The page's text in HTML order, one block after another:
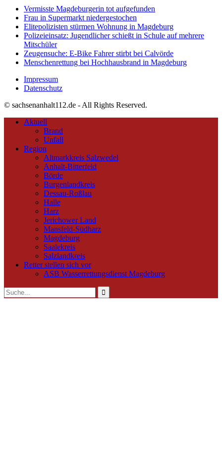
Vermisste Magdeburgerin tot aufgefunden
Frau in Supermarkt niedergestochen
Elitepolizisten stürmen Wohnung in Magdeburg
Polizeieinsatz: Jugendlicher schießt in Schule auf mehrere
Mitschüler
Zeugensuche: E-Bike Fahrer stirbt bei Calvörde
Menschenrettung bei Hochhausbrand in Magdeburg
Impressum
Datenschutz
© sachsenanhalt112.de - All Rights Reserved.
Aktuell
Brand
Unfall
Region
Altmarkkreis Salzwedel
Anhalt-Bitterfeld
Börde
Burgenlandkreis
Dessau-Roßlau
Halle
Harz
Jerichower Land
Mansfeld-Südharz
Magdeburg
Saalekreis
Salzlandkreis
Retter stellen sich vor
ASB Wasserrettungsdienst Magdeburg